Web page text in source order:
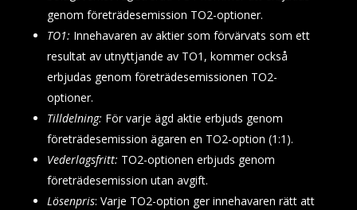
genom företrädesemission TO2-optioner.
TO1: Innehavaren av aktier som förvärvats som ett
resultat av utnyttjande av TO1, kommer också
erbjudas genom företrädesemissionen TO2-
optioner.
Tilldelning: För varje ägd aktie erbjuds genom
företrädesemission ägaren en TO2-option (1:1).
Vederlagsfritt: TO2-optionen erbjuds genom
företrädesemission utan avgift.
Lösenpris: Varje TO2-option ger innehavaren rätt att